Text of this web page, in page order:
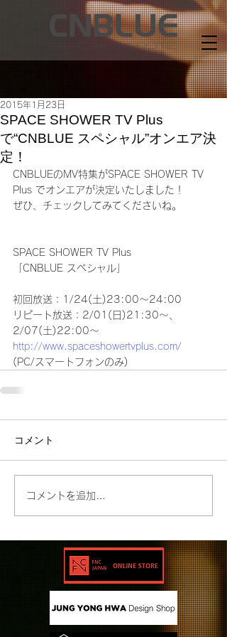
SPACE SHOWER TV Plus
で“CNBLUE スペシャル”オンエア決
定！
2015年1月23日
CNBLUEのMV特集がSPACE SHOWER TV
Plus でオンエアが決定いたしました！
ぜひ、チェックしてみてくださいね。
SPACE SHOWER TV Plus
「CNBLUE スペシャル」
初回放送：1/24(土)23:00～24:00
リピート放送：2/01(日)21:30～、
2/07(土)22:00～
http://www.spaceshowertvplus.com/
(PC/スマートフォンのみ)
コメント
コメントを追加…